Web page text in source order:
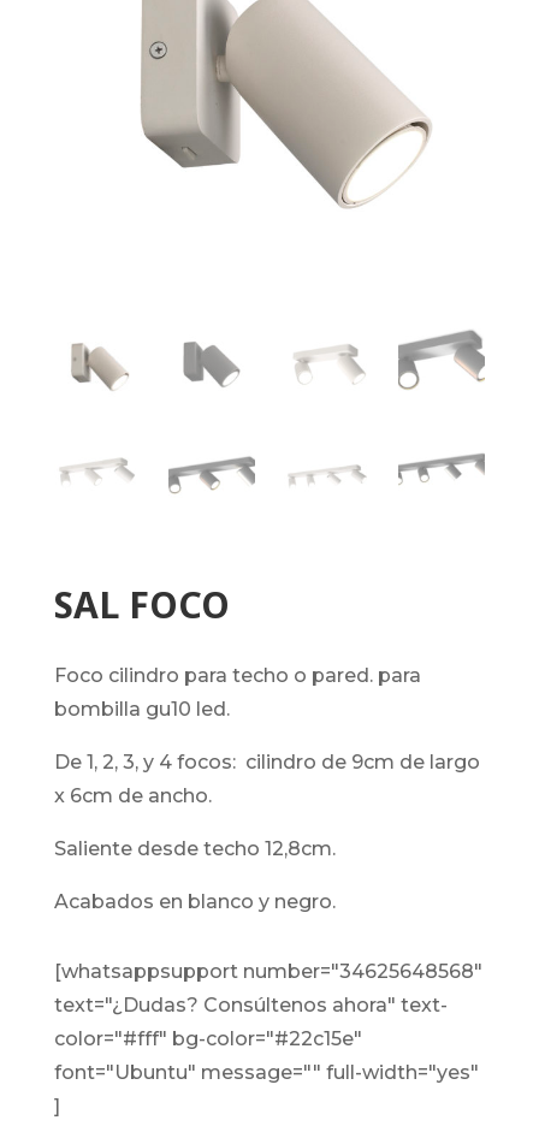
SAL FOCO
foco cilindro para techo o pared. para
bombilla gu10 led.
de 1, 2, 3, y 4 focos: cilindro de 9cm de largo
x 6cm de ancho.
saliente desde techo 12,8cm.
acabados en blanco y negro.
[whatsappsupport number="34625648568"
text="¿Dudas? Consúltenos ahora" text-
color="#fff" bg-color="#22c15e"
font="Ubuntu" message="" full-width="yes"
]